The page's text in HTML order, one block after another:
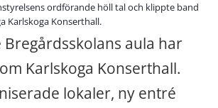
ordförande höll tal och klippte band
Karlskoga Konserthall.
Bregårdsskolans aula har
Karlskoga Konserthall.
lokaler, ny entré